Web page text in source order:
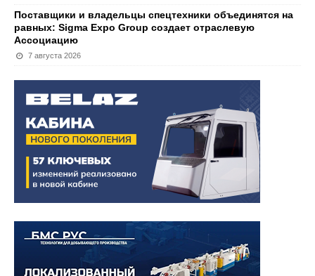
Поставщики и владельцы спецтехники объединятся на
равных: Sigma Expo Group создает отраслевую
Ассоциацию
7 августа 2026